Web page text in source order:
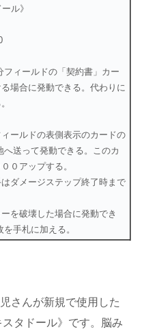
ル》
ィールドの「契約書」カー
場合に発動できる。代わりに
ールドの表側表示のカードの
送って発動できる。このカ
０アップする。
ダメージステップ終了時まで
を破壊した場合に発動でき
手札に加える。
さんが新規で使用した
タドール》です。
脳み